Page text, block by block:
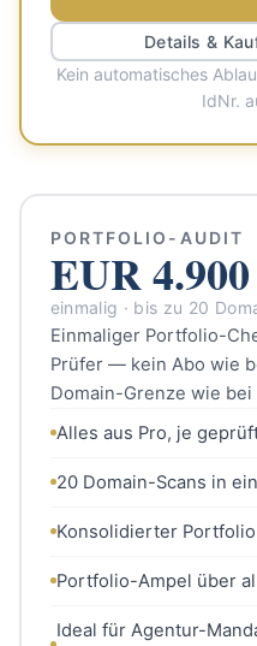
Details &
Kein automatisches
IdNr.
PORTFOLIO-AUDIT
EUR 4.900
einmalig · bis zu 20
Einmaliger Portfolio-
Prüfer — kein Abo wie
Domain-Grenze wie bei
Alles aus Pro, je
20 Domain-Scans in
Konsolidierter
Portfolio-Ampel über
Ideal für Agentur-